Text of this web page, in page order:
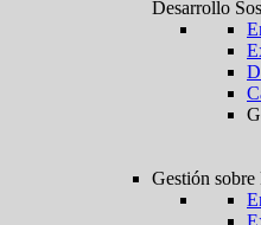
Desarrollo
Gestión